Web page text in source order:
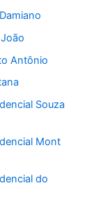
Antônio
Souza
Mont
do